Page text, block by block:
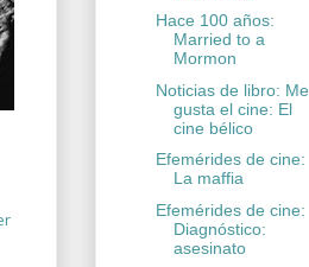
Hace 100 años:
Married to a
Mormon
Noticias de libro: Me
gusta el cine: El
cine bélico
Efemérides de cine:
La maffia
Efemérides de cine:
Diagnóstico:
asesinato